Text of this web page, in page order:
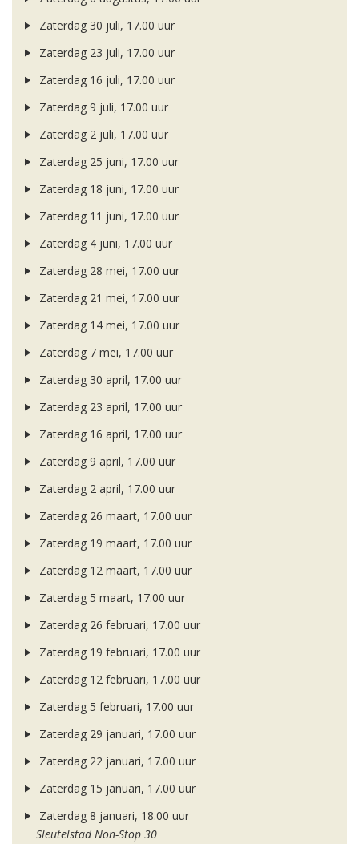
Zaterdag 30 juli, 17.00 uur
Zaterdag 23 juli, 17.00 uur
Zaterdag 16 juli, 17.00 uur
Zaterdag 9 juli, 17.00 uur
Zaterdag 2 juli, 17.00 uur
Zaterdag 25 juni, 17.00 uur
Zaterdag 18 juni, 17.00 uur
Zaterdag 11 juni, 17.00 uur
Zaterdag 4 juni, 17.00 uur
Zaterdag 28 mei, 17.00 uur
Zaterdag 21 mei, 17.00 uur
Zaterdag 14 mei, 17.00 uur
Zaterdag 7 mei, 17.00 uur
Zaterdag 30 april, 17.00 uur
Zaterdag 23 april, 17.00 uur
Zaterdag 16 april, 17.00 uur
Zaterdag 9 april, 17.00 uur
Zaterdag 2 april, 17.00 uur
Zaterdag 26 maart, 17.00 uur
Zaterdag 19 maart, 17.00 uur
Zaterdag 12 maart, 17.00 uur
Zaterdag 5 maart, 17.00 uur
Zaterdag 26 februari, 17.00 uur
Zaterdag 19 februari, 17.00 uur
Zaterdag 12 februari, 17.00 uur
Zaterdag 5 februari, 17.00 uur
Zaterdag 29 januari, 17.00 uur
Zaterdag 22 januari, 17.00 uur
Zaterdag 15 januari, 17.00 uur
Zaterdag 8 januari, 18.00 uur
Sleutelstad Non-Stop 30